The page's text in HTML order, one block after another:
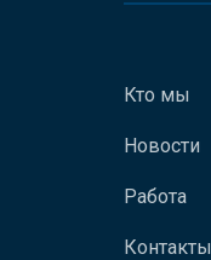
Кто мы
Новости
Работа
Контакты